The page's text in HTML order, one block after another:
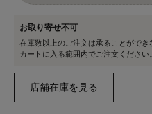
お取り寄せ不可
在庫数以上のご注文は承ることができ
カートに入る範囲内でご注文ください。